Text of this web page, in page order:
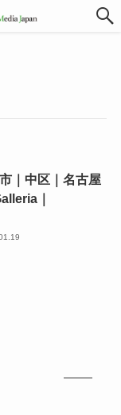
｜中区｜名古屋
｜